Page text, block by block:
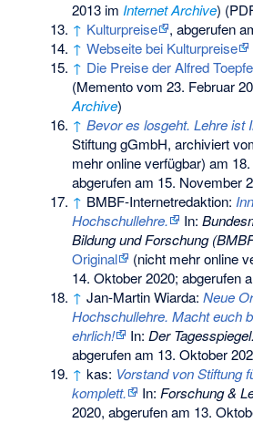
2013 im Internet Archive)
↑ Kulturpreise
, abgerufen
↑ Webseite bei Kulturpreise
↑ Die Preise der Alfred
(Mementovom 23. Februar
Archive)
↑ Bevor es losgeht. Lehre ist
Stiftung gGmbH, archiviert
mehr online verfügbar) am
abgerufen am 15. November
↑ BMBF-Internetredaktion:
Hochschullehre.
In:
Bildung und Forschung
Original
(nicht mehr online
14. Oktober 2020; abgerufen
↑ Jan-Martin Wiarda:Neue
Hochschullehre. Macht euch
ehrlich!
In:Der Tagesspiegel.
abgerufen am 13. Oktober
↑ kas: Vorstand von Stiftung
komplett.
In: Forschung &
2020, abgerufen am 13.